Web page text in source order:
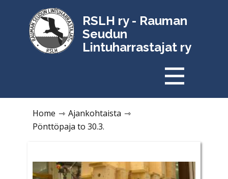
RSLH ry - Rauman
Seudun
Lintuharrastajat ry
Home ⇾ Ajankohtaista ⇾
Pönttöpaja to 30.3.